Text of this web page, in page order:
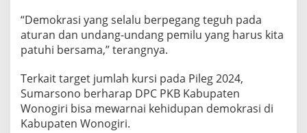
“Demokrasi yang selalu berpegang teguh pada
aturan dan undang-undang pemilu yang harus kita
patuhi bersama,” terangnya.
Terkait target jumlah kursi pada Pileg 2024,
Sumarsono berharap DPC PKB Kabupaten
Wonogiri bisa mewarnai kehidupan demokrasi di
Kabupaten Wonogiri.